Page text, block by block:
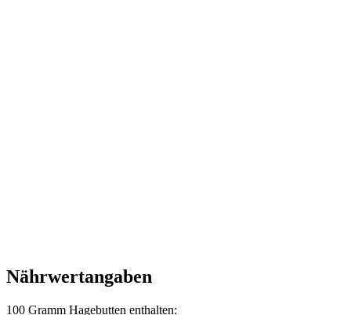
Nährwertangaben
100 Gramm Hagebutten enthalten: